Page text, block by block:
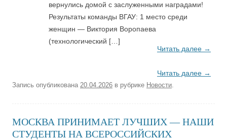
вернулись домой с заслуженными наградами!
Результаты команды ВГАУ: 1 место среди
женщин — Виктория Воропаева
(технологический […]
Читать далее →
Читать далее →
Запись опубликована 20.04.2026 в рубрике Новости.
МОСКВА ПРИНИМАЕТ ЛУЧШИХ — НАШИ
СТУДЕНТЫ НА ВСЕРОССИЙСКИХ